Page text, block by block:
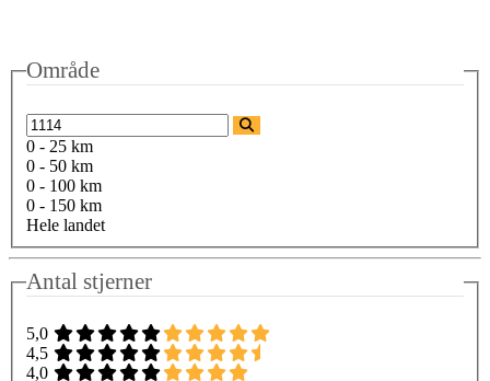
Område
0 - 25 km
0 - 50 km
0 - 100 km
0 - 150 km
Hele landet
Antal stjerner
5,0
4,5
4,0